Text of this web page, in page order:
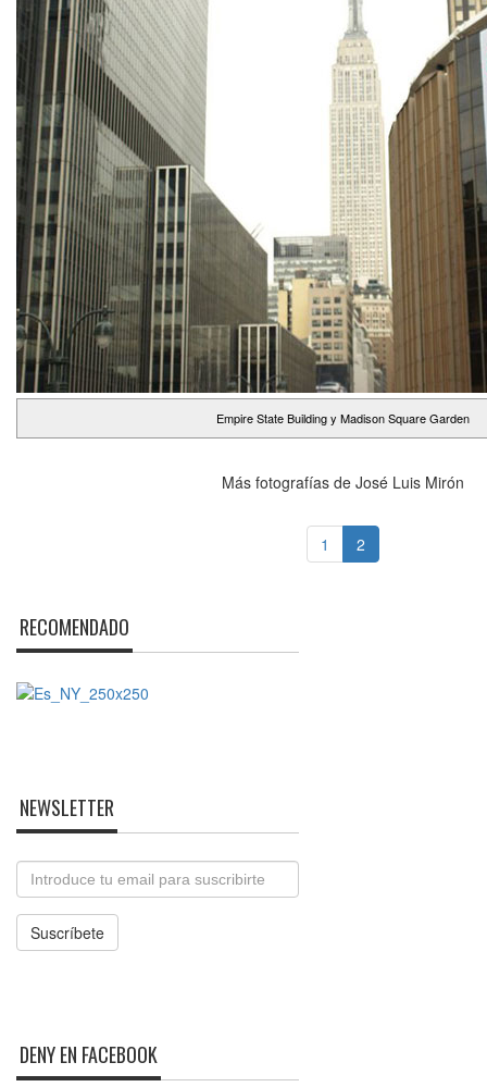
Empire State Building y Madison Square Garden
Más fotografías de José Luis Mirón
1 2
RECOMENDADO
NEWSLETTER
Email
Suscríbete
DENY EN FACEBOOK